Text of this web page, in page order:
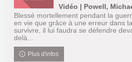
Vidéo | Powell,
Blessé mortellement pendant la
en vie que grâce à une erreur dans
survivre, il lui faudra se défendre
delà...
Plus d'infos